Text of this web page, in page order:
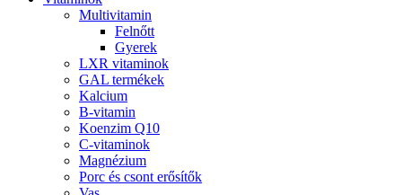
Multivitamin
Felnőtt
Gyerek
LXR vitaminok
GAL termékek
Kalcium
B-vitamin
Koenzim Q10
C-vitaminok
Magnézium
Porc és csont erősítők